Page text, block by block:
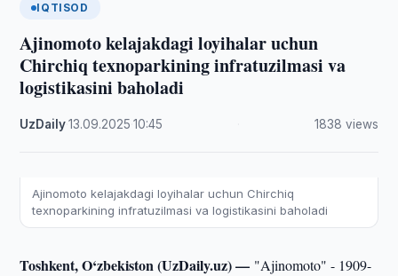
IQTISOD
Ajinomoto kelajakdagi loyihalar uchun
Chirchiq texnoparkining infratuzilmasi va
logistikasini baholadi
UzDaily·13.09.2025 ·10:45 1838 views
Ajinomoto kelajakdagi loyihalar uchun Chirchiq
texnoparkining infratuzilmasi va logistikasini baholadi
Toshkent, O‘zbekiston (UzDaily.uz) — "Ajinomoto" - 1909-